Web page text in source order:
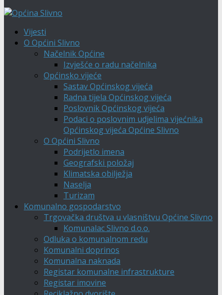
Vijesti
O Općini Slivno
Načelnik Općine
Izvješće o radu načelnika
Općinsko vijeće
Sastav Općinskog vijeća
Radna tijela Općinskog vijeća
Poslovnik Općinskog vijeća
Podaci o poslovnim udjelima vijećnika
Općinskog vijeća Općine Slivno
O Općini Slivno
Podrijetlo imena
Geografski položaj
Klimatska obilježja
Naselja
Turizam
Komunalno gospodarstvo
Trgovačka društva u vlasništvu Općine Slivno
Komunalac Slivno d.o.o.
Odluka o komunalnom redu
Komunalni doprinos
Komunalna naknada
Registar komunalne infrastrukture
Registar imovine